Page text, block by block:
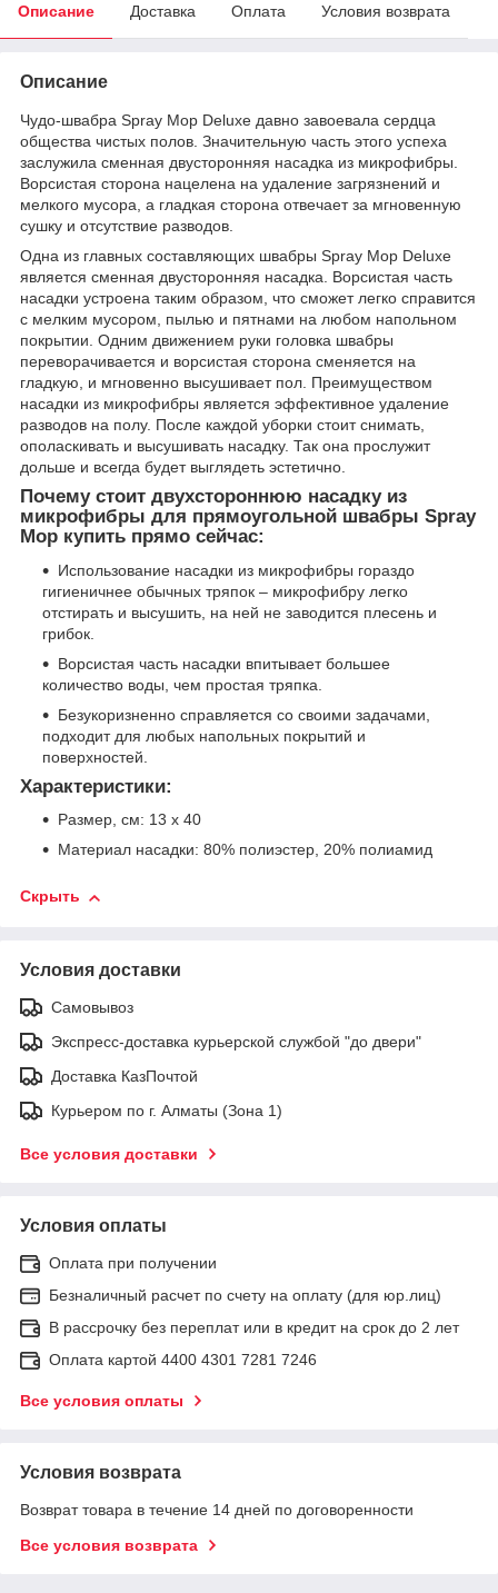
Описание Доставка Оплата Условия возврата
Описание
Чудо-швабра Spray Mop Deluxe давно завоевала сердца
общества чистых полов. Значительную часть этого успеха
заслужила сменная двусторонняя насадка из микрофибры.
Ворсистая сторона нацелена на удаление загрязнений и
мелкого мусора, а гладкая сторона отвечает за мгновенную
сушку и отсутствие разводов.
Одна из главных составляющих швабры Spray Mop Deluxe
является сменная двусторонняя насадка. Ворсистая часть
насадки устроена таким образом, что сможет легко справится
с мелким мусором, пылью и пятнами на любом напольном
покрытии. Одним движением руки головка швабры
переворачивается и ворсистая сторона сменяется на
гладкую, и мгновенно высушивает пол. Преимуществом
насадки из микрофибры является эффективное удаление
разводов на полу. После каждой уборки стоит снимать,
ополаскивать и высушивать насадку. Так она прослужит
дольше и всегда будет выглядеть эстетично.
Почему стоит двухстороннюю насадку из
микрофибры для прямоугольной швабры Spray
Mop купить прямо сейчас:
Использование насадки из микрофибры гораздо
гигиеничнее обычных тряпок – микрофибру легко
отстирать и высушить, на ней не заводится плесень и
грибок.
Ворсистая часть насадки впитывает большее
количество воды, чем простая тряпка.
Безукоризненно справляется со своими задачами,
подходит для любых напольных покрытий и
поверхностей.
Характеристики:
Размер, см: 13 х 40
Материал насадки: 80% полиэстер, 20% полиамид
Скрыть
Условия доставки
Самовывоз
Экспресс-доставка курьерской службой "до двери"
Доставка КазПочтой
Курьером по г. Алматы (Зона 1)
Все условия доставки
Условия оплаты
Оплата при получении
Безналичный расчет по счету на оплату (для юр.лиц)
В рассрочку без переплат или в кредит на срок до 2 лет
Оплата картой 4400 4301 7281 7246
Все условия оплаты
Условия возврата
Возврат товара в течение 14 дней по договоренности
Все условия возврата